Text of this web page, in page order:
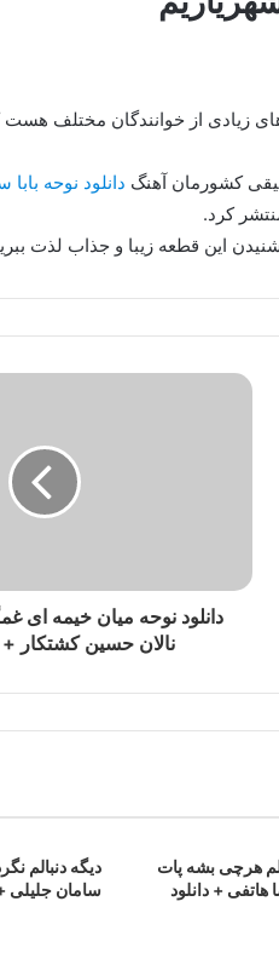
زیادی از خوانندگان مختلف
کشورمان آهنگ دانلود نوحه
کرد.
این قطعه زیبا و جذاب لذت
دانلود نوحه میان خیمه ای
نالان حسین کشتکار +
هرچی بشه پات
+ دانلود
دیگه دنبالم
سامان جلیلی